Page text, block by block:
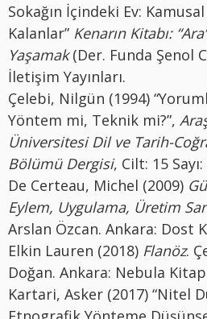
Sokağın İçindeki Ev: Kamusal
Kalanlar” Kenarın Kitabı:
Yaşamak(Der. Funda Şenol
İletişim Yayınları.
Çelebi, Nilgün (1994)
Yöntem mi, Teknik mi?”,
Üniversitesi Dil ve Tarih-
Bölümü Dergisi, Cilt: 15
De Certeau, Michel (2009)
Eylem, Uygulama, Üretim
Arslan Özcan. Ankara: Dost
Elkin Lauren (2018) Flanöz.
Doğan. Ankara: Nebula
Kartari, Asker (2017) “Nitel